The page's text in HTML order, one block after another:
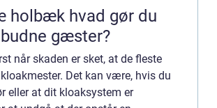
hvad gør du
gæster?
når skaden er sket, at de fleste
Det kan være, hvis du
eller at dit kloaksystem er